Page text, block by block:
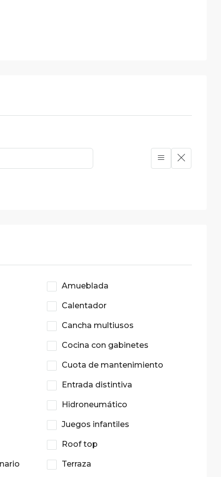
Amueblada
Calentador
Cancha multiusos
Cocina con gabinetes
Cuota de mantenimiento
Entrada distintiva
Hidroneumático
Juegos infantiles
Roof top
Terraza